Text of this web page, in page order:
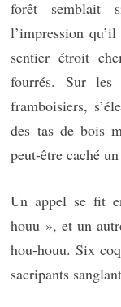
forêt semblait
l’impression
sentier étroit
fourrés. Sur
framboisiers,
des tas de bois
peut-être caché
Un appel se fit
houu », et un
hou-houu. Six
sacripants